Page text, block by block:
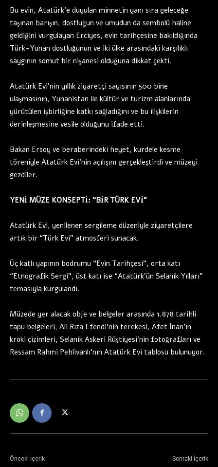
Bu evin, Atatürk’e duyulan minnetin yanı sıra geleceğe
taşınan barışın, dostluğun ve umudun da sembolü haline
geldiğini vurgulayan Erciyes, evin tarihçesine bakıldığında
Türk-Yunan dostluğunun ve iki ülke arasındaki karşılıklı
saygının somut bir nişanesi olduğuna dikkat çekti.
Atatürk Evi’nin yıllık ziyaretçi sayısının 500 bine
ulaşmasının, Yunanistan ile kültür ve turizm alanlarında
yürütülen işbirliğine katkı sağladığını ve bu ilişkilerin
derinleşmesine vesile olduğunu ifade etti.
Bakan Ersoy ve beraberindeki heyet, kurdele kesme
töreniyle Atatürk Evi’nin açılışını gerçekleştirdi ve müzeyi
gezdiler.
YENİ MÜZE KONSEPTİ: “BİR TÜRK EVİ”
Atatürk Evi, yenilenen sergileme düzeniyle ziyaretçilere
artık bir “Türk Evi” atmosferi sunacak.
Üç katlı yapının bodrumu “Evin Tarihçesi”, orta katı
“Etnografik Sergi”, üst katı ise “Atatürk’ün Selanik Yılları”
temasıyla kurgulandı.
Müzede yer alacak obje ve belgeler arasında 1.878 tarihli
tapu belgeleri, Ali Rıza Efendi’nin terekesi, Afet İnan’ın
kroki çizimleri, Selanik Askeri Rüştiyesi’nin fotoğrafları ve
Ressam Rahmi Pehlivanlı’nın Atatürk Evi tablosu bulunuyor.
Önceki İçerik Sonraki İçerik